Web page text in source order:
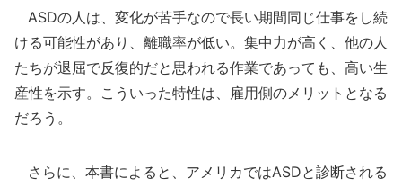
ASDの人は、変化が苦手なので長い期間同じ仕事をし続
ける可能性があり、離職率が低い。集中力が高く、他の人
たちが退屈で反復的だと思われる作業であっても、高い生
産性を示す。こういった特性は、雇用側のメリットとなる
だろう。
さらに、本書によると、アメリカではASDと診断される